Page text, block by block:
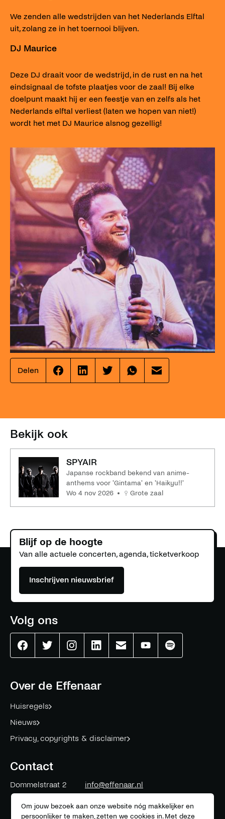
We zenden alle wedstrijden van het Nederlands Elftal
uit, zolang ze in het toernooi blijven.
DJ Maurice
Deze DJ draait voor de wedstrijd, in de rust en na het
eindsignaal de tofste plaatjes voor de zaal! Bij elke
doelpunt maakt hij er een feestje van en zelfs als het
Nederlands elftal verliest (laten we hopen van niet!)
wordt het met DJ Maurice alsnog gezellig!
Delen
Effenaar
op
Effenaar
op
Effenaar
op
Effenaar
op
Effenaar
op
Bekijk ook
SPYAIR
Japanse rockband bekend van anime-
anthems voor 'Gintama' en 'Haikyu!!'
wo 4 nov 2026
Grote zaal
Over de Effenaar
Huisregels
Nieuws
Privacy, copyrights & disclaimer
Contact
Dommelstraat 2
5611 CK
info@effenaar.nl
Blijf op de hoogte
Van alle actuele concerten, agenda, ticketverkoop
Inschrijven nieuwsbrief
Volg ons
EffenaarEffenaarEffenaarEffenaarEffenaarEffenaarEffenaar
Om jouw bezoek aan onze website nóg makkelijker en
persoonlijker te maken, zetten we cookies in. Met deze